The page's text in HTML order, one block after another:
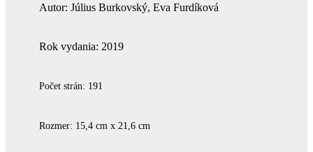
Autor: Július Burkovský, Eva Furdíková
Rok vydania: 2019
Počet strán: 191
Rozmer: 15,4 cm x 21,6 cm